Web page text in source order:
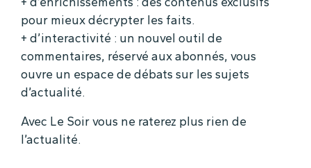
pour mieux décrypter les faits.
+ d’interactivité : un nouvel outil de
commentaires, réservé aux abonnés, vous
ouvre un espace de débats sur les sujets
d’actualité.
Avec Le Soir vous ne raterez plus rien de
l’actualité.